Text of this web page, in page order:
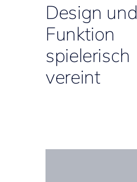
Design und
Funktion
spielerisch
vereint